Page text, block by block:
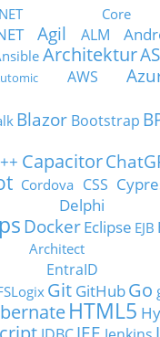
Core
Agil ALM
Architektur
AWS
Blazor Bootstrap
Capacitor
Cordova CSS
Delphi
DockerEclipse EJB
EntraID
Git GitHubGo
HTML5